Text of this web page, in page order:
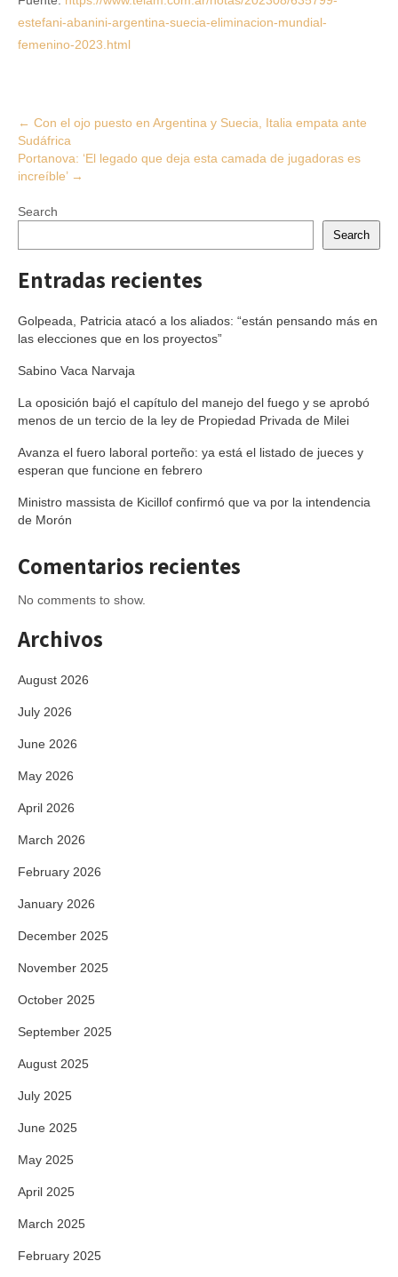
estefani-abanini-argentina-suecia-eliminacion-mundial-
femenino-2023.html
Post
navigation
← Con el ojo puesto en Argentina y Suecia, Italia empata ante
Sudáfrica
Portanova: ‘El legado que deja esta camada de jugadoras es
increíble’ →
Search
Search
Entradas recientes
Golpeada, Patricia atacó a los aliados: “están pensando más en
las elecciones que en los proyectos”
Sabino Vaca Narvaja
La oposición bajó el capítulo del manejo del fuego y se aprobó
menos de un tercio de la ley de Propiedad Privada de Milei
Avanza el fuero laboral porteño: ya está el listado de jueces y
esperan que funcione en febrero
Ministro massista de Kicillof confirmó que va por la intendencia
de Morón
Comentarios recientes
No comments to show.
Archivos
August 2026
July 2026
June 2026
May 2026
April 2026
March 2026
February 2026
January 2026
December 2025
November 2025
October 2025
September 2025
August 2025
July 2025
June 2025
May 2025
April 2025
March 2025
February 2025